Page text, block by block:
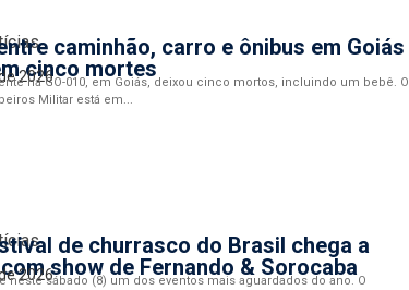
caminhão, carro e ônibus em Goiás
cinco mortes
2026
na GO-010, em Goiás, deixou cinco mortos, incluindo um bebê. O
Militar está em...
de churrasco do Brasil chega a
show de Fernando & Sorocaba
2026
neste sábado (8) um dos eventos mais aguardados do ano. O